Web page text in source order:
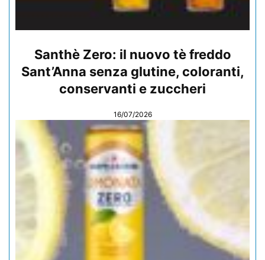
Santhè Zero: il nuovo tè freddo
Sant’Anna senza glutine, coloranti,
conservanti e zuccheri
16/07/2026